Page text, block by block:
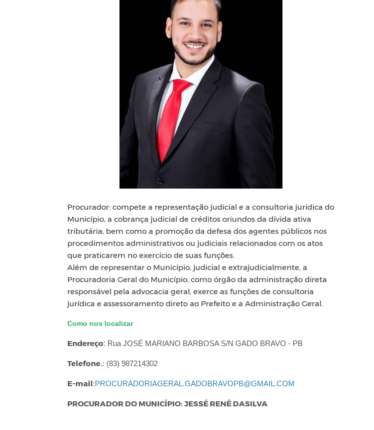
Procurador: compete a representação judicial e a consultoria jurídica do
Município, a cobrança judicial de créditos oriundos da dívida ativa
tributária, bem como a promoção da defesa dos agentes públicos nos
procedimentos administrativos ou judiciais relacionados com os atos
que praticarem no exercício de suas funções.
Além de representar o Município, judicial e extrajudicialmente, a
Procuradoria Geral do Município, como órgão da administração direta
responsável pela advocacia geral, exerce as funções de consultoria
jurídica e assessoramento direto ao Prefeito e a Administração Geral.
Como nos localizar
Endereço: Rua JOSÉ MARIANO BARBOSA S/N GADO BRAVO - PB
Telefone.: (83) 987214302
E-mail:PROCURADORIAGERAL.GADOBRAVOPB@GMAIL.COM
PROCURADOR DO MUNICÍPIO: JESSÉ RENÊ DASILVA